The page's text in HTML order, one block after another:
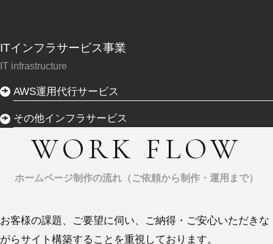
ITインフラサービス事業
IT infrastructure
AWS運用代行サービス
その他インフラサービス
WORK FLOW
ホームページ制作の流れ（ご依頼から制作・運用まで）
お客様の課題、ご要望に伺い、ご納得・ご安⼼いただきな
がらサイト構築することを重視しております。